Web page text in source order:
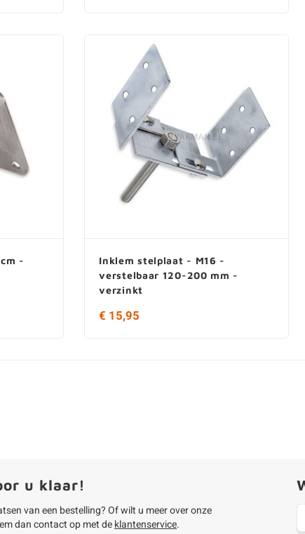
-
Inklem stelplaat - M16 -
verstelbaar 120-200 mm -
verzinkt
€ 15,95
u klaar!
van een bestelling? Of wilt u meer over onze
dan contact op met deklantenservice.